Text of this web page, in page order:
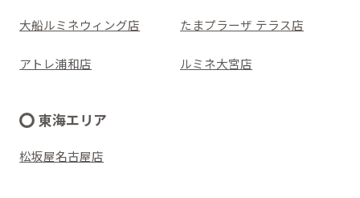
大船ルミネウィング店 たまプラーザ テラス店
アトレ浦和店 ルミネ大宮店
東海エリア
松坂屋名古屋店